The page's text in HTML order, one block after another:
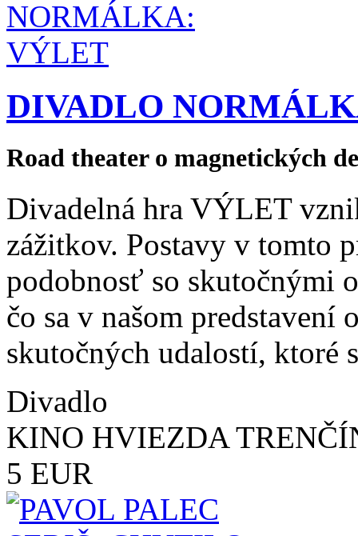
DIVADLO
Road theater o magnetických
Divadelná hra VÝLET
zážitkov. Postavy v tomto
podobnosť so skutočnými
čo sa v našom predstavení
skutočných udalostí, ktoré
Divadlo
KINO HVIEZDA
5 EUR